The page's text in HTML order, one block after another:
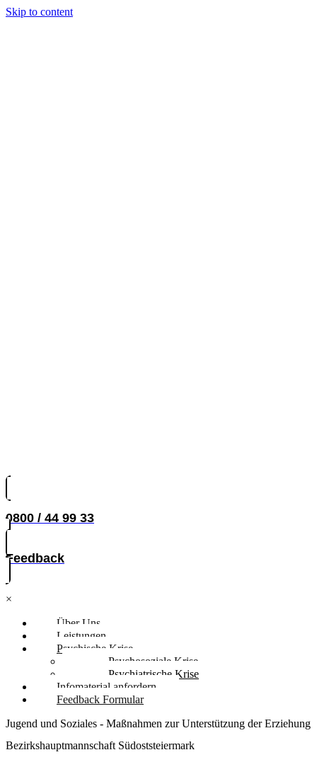
Skip to content
0800 / 44 99 33
Feedback
×
Über Uns
Leistungen
Psychische Krise
Psychosoziale Krise
Psychiatrische Krise
Infomaterial anfordern
Feedback Formular
Jugend und Soziales - Maßnahmen zur Unterstützung der Erziehung
Bezirkshauptmannschaft Südoststeiermark